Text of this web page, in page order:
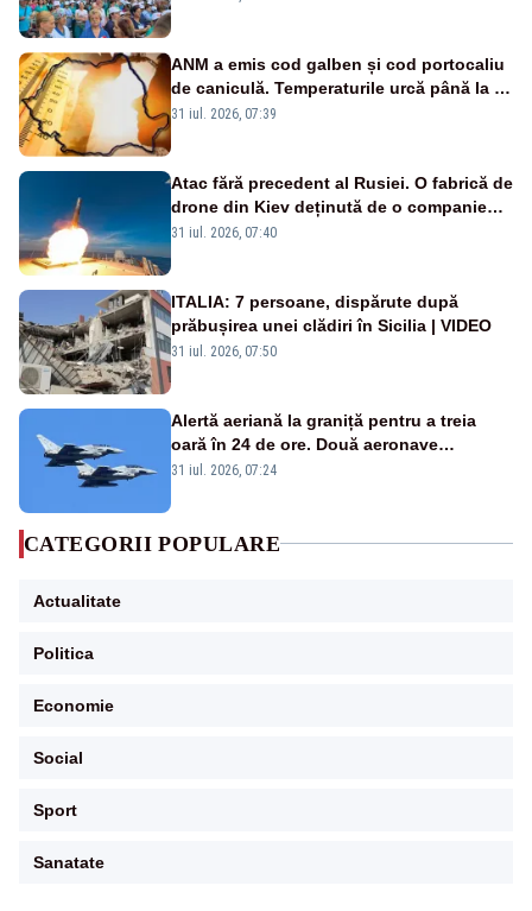
ANM a emis cod galben și cod portocaliu
de caniculă. Temperaturile urcă până la 38
de grade, iar nopțile devin tropicale
31 iul. 2026, 07:39
Atac fără precedent al Rusiei. O fabrică de
drone din Kiev deținută de o companie
americană, distrusă de o rachetă
31 iul. 2026, 07:40
ITALIA: 7 persoane, dispărute după
prăbușirea unei clădiri în Sicilia | VIDEO
31 iul. 2026, 07:50
Alertă aeriană la graniță pentru a treia
oară în 24 de ore. Două aeronave
Eurofighter britanice au fost ridicate de la
31 iul. 2026, 07:24
CATEGORII POPULARE
Actualitate
Politica
Economie
Social
Sport
Sanatate